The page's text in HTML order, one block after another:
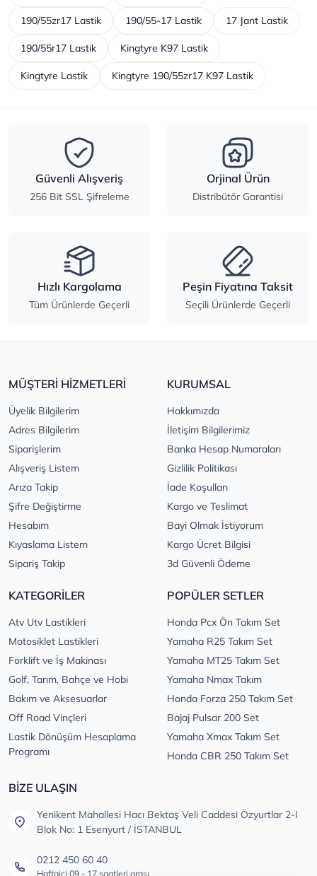
190/55zr17 Lastik 190/55-17 Lastik 17 Jant Lastik
190/55r17 Lastik Kingtyre K97 Lastik
Kingtyre Lastik Kingtyre 190/55zr17 K97 Lastik
Güvenli Alışveriş
256 Bit SSL Şifreleme
Orjinal Ürün
Distribütör Garantisi
Hızlı Kargolama
Tüm Ürünlerde Geçerli
Peşin Fiyatına Taksit
Seçili Ürünlerde Geçerli
MÜŞTERİ HİZMETLERİ
Üyelik Bilgilerim
Adres Bilgilerim
Siparişlerim
Alışveriş Listem
Arıza Takip
Şifre Değiştirme
Hesabım
Kıyaslama Listem
Sipariş Takip
KURUMSAL
Hakkımızda
İletişim Bilgilerimiz
Banka Hesap Numaraları
Gizlilik Politikası
İade Koşulları
Kargo ve Teslimat
Bayi Olmak İstiyorum
Kargo Ücret Bilgisi
3d Güvenli Ödeme
KATEGORİLER
Atv Utv Lastikleri
Motosiklet Lastikleri
Forklift ve İş Makinası
Golf, Tarım, Bahçe ve Hobi
Bakım ve Aksesuarlar
Off Road Vinçleri
Lastik Dönüşüm Hesaplama
Programı
POPÜLER SETLER
Honda Pcx Ön Takım Set
Yamaha R25 Takım Set
Yamaha MT25 Takım Set
Yamaha Nmax Takım
Honda Forza 250 Takım Set
Bajaj Pulsar 200 Set
Yamaha Xmax Takım Set
Honda CBR 250 Takım Set
BİZE ULAŞIN
Yenikent Mahallesi Hacı Bektaş Veli Caddesi Özyurtlar 2-I
Blok No: 1 Esenyurt / İSTANBUL
0212 450 60 40
Haftaiçi 09 - 17 saatleri arası